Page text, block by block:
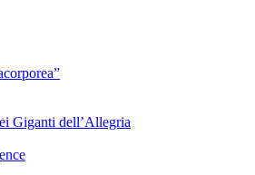
Giganti dell’Allegria